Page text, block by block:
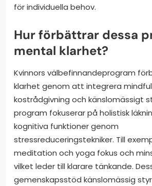
för individuella behov.
Hur förbättrar dessa
mental klarhet?
Kvinnors välbefinnandeprogram
klarhet genom att integrera
kostrådgivning och känslomässigt
program fokuserar på holistisk
kognitiva funktioner genom
stressreduceringstekniker. Till
meditation och yoga fokus och
vilket leder till klarare tänkande.
gemenskapsstöd känslomässig